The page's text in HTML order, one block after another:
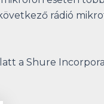
rádió
a Shure